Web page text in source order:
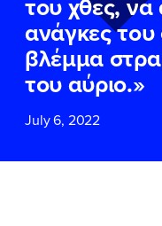
ανάγκες
βλέμμα
του αύριο.»
July 6, 2022
ΕΠΙΘΕΤΟ*
ΤΗΛΕΦΩΝΟ
ΕΠΙΘΕΤΟ*
ΤΗΛΕΦΩΝΟ